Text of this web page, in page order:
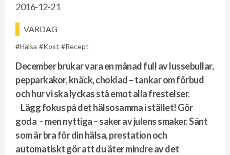
2016-12-21
VARDAG
Hälsa Kost Recept
December brukar vara en månad full av lussebullar,
pepparkakor, knäck, choklad – tankar om förbud
och hur vi ska lyckas stå emot alla frestelser.
Lägg fokus på det hälsosamma i stället! Gör
goda – men nyttiga – saker av julens smaker. Sånt
som är bra för din hälsa, prestation och
automatiskt gör att du äter mindre av det